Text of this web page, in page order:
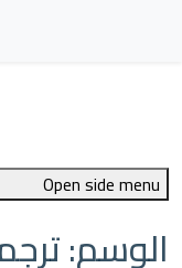
الوسم:
Open side menu